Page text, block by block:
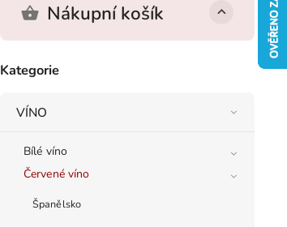
Nákupní košík
Kategorie
VÍNO
Bílé víno
Červené víno
Španělsko